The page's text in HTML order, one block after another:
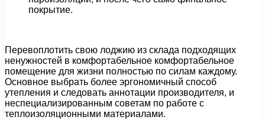
покрытие.
Перевоплотить свою лоджию из склада подходящих
ненужностей в комфортабельное комфортабельное
помещение для жизни полностью по силам каждому.
Основное выбрать более эргономичный способ
утепления и следовать аннотации производителя, и
неспециализированным советам по работе с
теплоизоляционными материалами.